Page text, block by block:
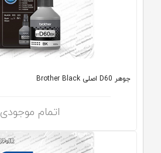
جوهر D60 اصلی Brother Black
اتمام موجودی